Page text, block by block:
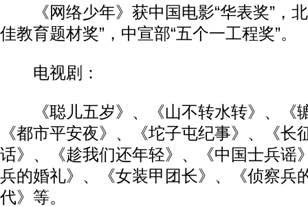
《网络少年》获中国电影“华表奖”，北
佳教育题材奖”，中宣部“五个一工程奖”。
电视剧：
《聪儿五岁》、《山不转水转》、《
《都市平安夜》、《坨子屯纪事》、《长
话》、《趁我们还年轻》、《中国士兵谣
兵的婚礼》、《女装甲团长》、《侦察兵
代》等。